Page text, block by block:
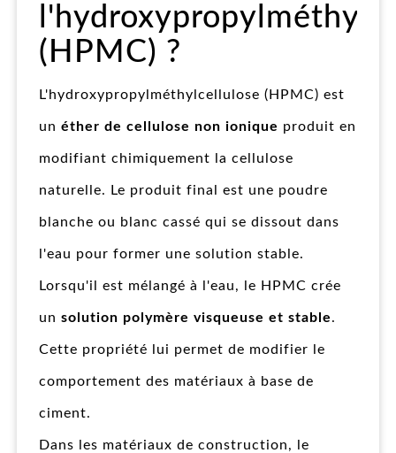
(HPMC) ?
L'hydroxypropylméthylcellulose (HPMC) est
un éther de cellulose non ionique produit en
modifiant chimiquement la cellulose
naturelle. Le produit final est une poudre
blanche ou blanc cassé qui se dissout dans
l'eau pour former une solution stable.
Lorsqu'il est mélangé à l'eau, le HPMC crée
un solution polymère visqueuse et stable.
Cette propriété lui permet de modifier le
comportement des matériaux à base de
ciment.
Dans les matériaux de construction, le